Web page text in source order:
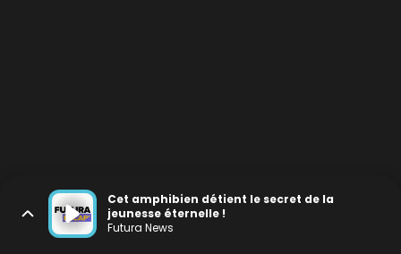
Cet amphibien détient le secret de la
jeunesse éternelle !
Futura News